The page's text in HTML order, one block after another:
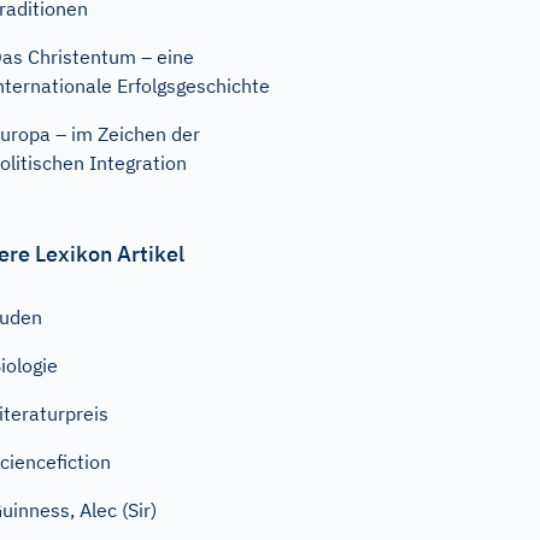
Christentum – eine
Erfolgsgeschichte
– im Zeichen der
Integration
Lexikon Artikel
Alec (Sir)